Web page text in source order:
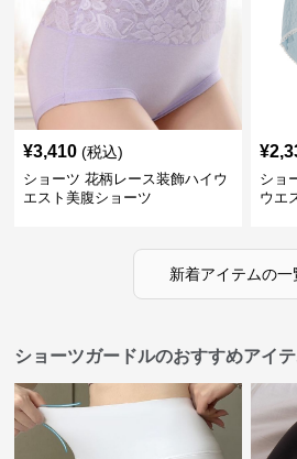
¥3,410 (税込)
ショーツ 花柄レース装飾ハイウ
エスト美腹ショーツ
¥
ショ
ウエ
新着アイテムの一
ショーツガードルのおすすめアイ